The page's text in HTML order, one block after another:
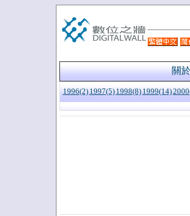
關
1996(2) 1997(5) 1998(8) 1999(14)